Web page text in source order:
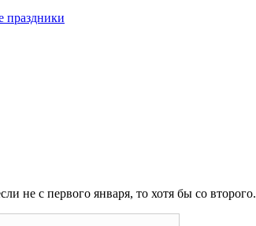
праздники
не с первого января, то хотя бы со второго.